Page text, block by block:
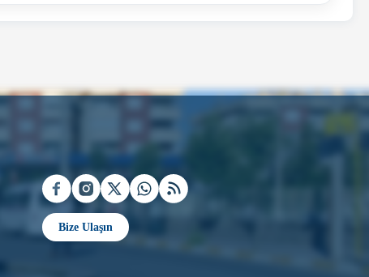
Bize Ulaşın